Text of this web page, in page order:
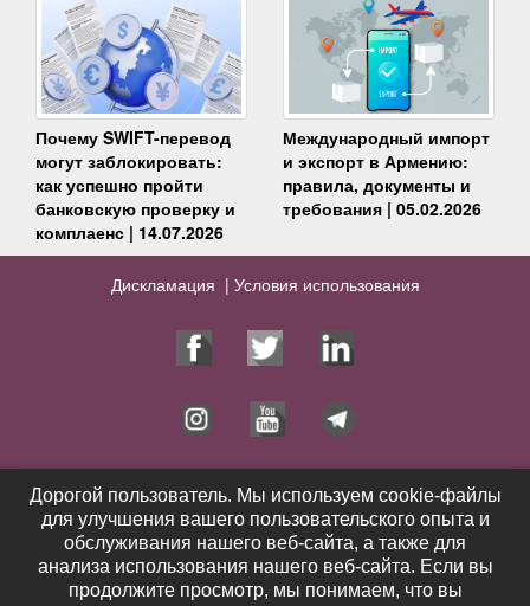
Почему SWIFT-перевод
могут заблокировать:
как успешно пройти
банковскую проверку и
комплаенс | 14.07.2026
Международный импорт
и экспорт в Армению:
правила, документы и
требования | 05.02.2026
Дискламация | Условия использования
Юрист
Услуги
Публикации
Видео
Контакты
Выигранные дела
Новости
Отзывы
Дорогой пользователь. Мы используем cookie-файлы
для улучшения вашего пользовательского опыта и
обслуживания нашего веб-сайта, а также для
анализа использования нашего веб-сайта. Если вы
продолжите просмотр, мы понимаем, что вы
Дорогой пользователь. Мы используем cookie-файлы
для улучшения вашего пользовательского опыта и
обслуживания нашего веб-сайта, а также для
анализа использования нашего веб-сайта. Если вы
продолжите просмотр, мы понимаем, что вы